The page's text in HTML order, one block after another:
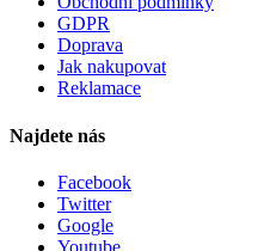
GDPR
Doprava
Jak nakupovat
Reklamace
Najdete nás
Facebook
Twitter
Google
Youtube